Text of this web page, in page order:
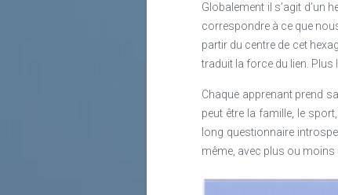
Globalement il s’agit d’un
correspondre à ce que
partir du centre de cet
traduit la force du lien. Plus
Chaque apprenant prend
peut être la famille, le
long questionnaire
même, avec plus ou